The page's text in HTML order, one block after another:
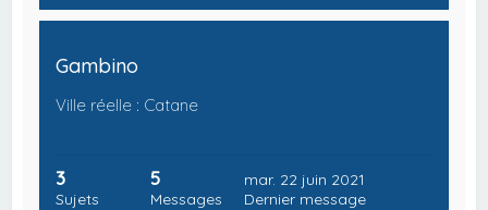
Gambino
Ville réelle : Catane
3
Sujets
5
Messages
mar. 22 juin 2021
Dernier message